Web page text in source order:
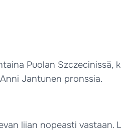
Puolan Szczecinissä,
Jantunen pronssia.
liian nopeasti vastaan.